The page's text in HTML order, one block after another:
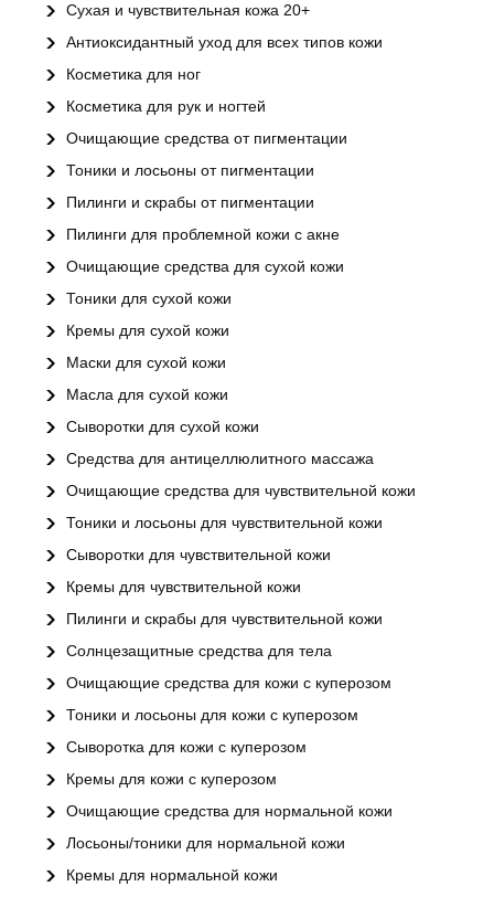
Сухая и чувствительная кожа 20+
Антиоксидантный уход для всех типов кожи
Косметика для ног
Косметика для рук и ногтей
Очищающие средства от пигментации
Тоники и лосьоны от пигментации
Пилинги и скрабы от пигментации
Пилинги для проблемной кожи с акне
Очищающие средства для сухой кожи
Тоники для сухой кожи
Кремы для сухой кожи
Маски для сухой кожи
Масла для сухой кожи
Сыворотки для сухой кожи
Средства для антицеллюлитного массажа
Очищающие средства для чувствительной кожи
Тоники и лосьоны для чувствительной кожи
Сыворотки для чувствительной кожи
Кремы для чувствительной кожи
Пилинги и скрабы для чувствительной кожи
Солнцезащитные средства для тела
Очищающие средства для кожи с куперозом
Тоники и лосьоны для кожи с куперозом
Сыворотка для кожи с куперозом
Кремы для кожи с куперозом
Очищающие средства для нормальной кожи
Лосьоны/тоники для нормальной кожи
Кремы для нормальной кожи